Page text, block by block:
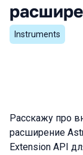
Instruments
Расскажу про
расширение
Extension API